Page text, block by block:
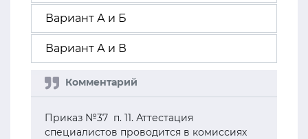
Вариант А и Б
Вариант А и В
Приказ №37 п. 11. Аттестация
специалистов проводится в комиссиях